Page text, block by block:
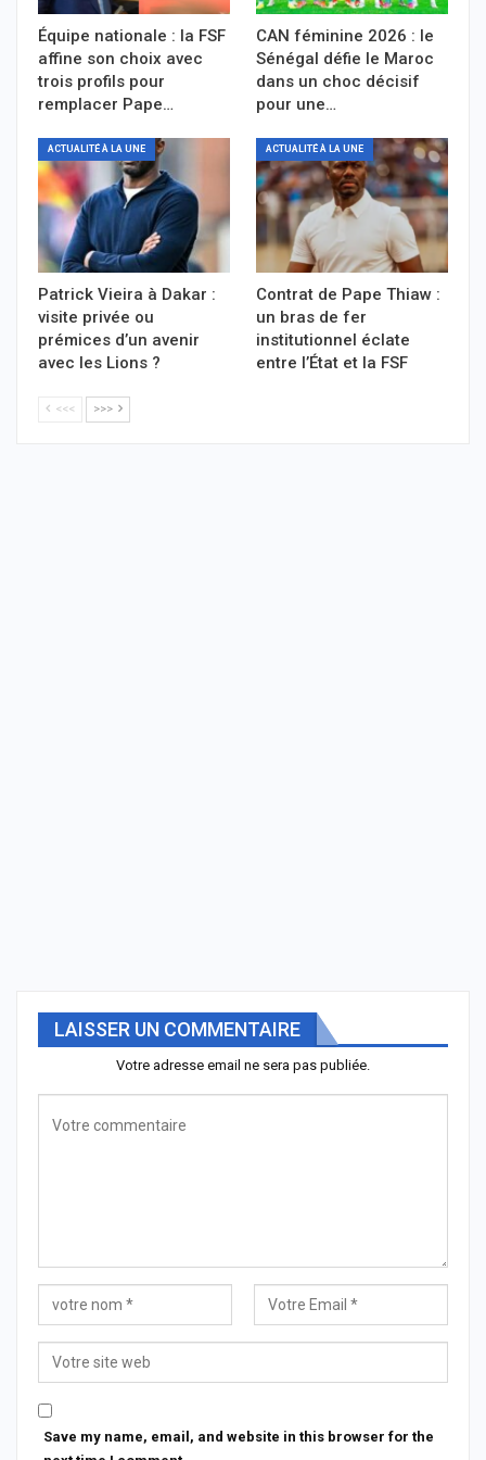
Équipe nationale : la FSF
affine son choix avec
trois profils pour
remplacer Pape…
CAN féminine 2026 : le
Sénégal défie le Maroc
dans un choc décisif
pour une…
ACTUALITÉ À LA UNE
Patrick Vieira à Dakar :
visite privée ou
prémices d’un avenir
avec les Lions ?
ACTUALITÉ À LA UNE
Contrat de Pape Thiaw :
un bras de fer
institutionnel éclate
entre l’État et la FSF
<<< >>>
LAISSER UN COMMENTAIRE
Votre adresse email ne sera pas publiée.
Save my name, email, and website in this browser for the